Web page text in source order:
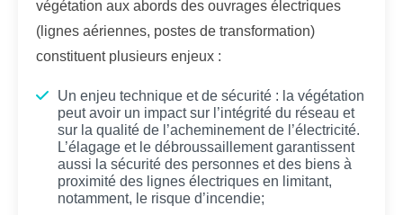
végétation aux abords des ouvrages électriques
(lignes aériennes, postes de transformation)
constituent plusieurs enjeux :
Un enjeu technique et de sécurité : la végétation
peut avoir un impact sur l’intégrité du réseau et
sur la qualité de l’acheminement de l’électricité.
L’élagage et le débroussaillement garantissent
aussi la sécurité des personnes et des biens à
proximité des lignes électriques en limitant,
notamment, le risque d’incendie;